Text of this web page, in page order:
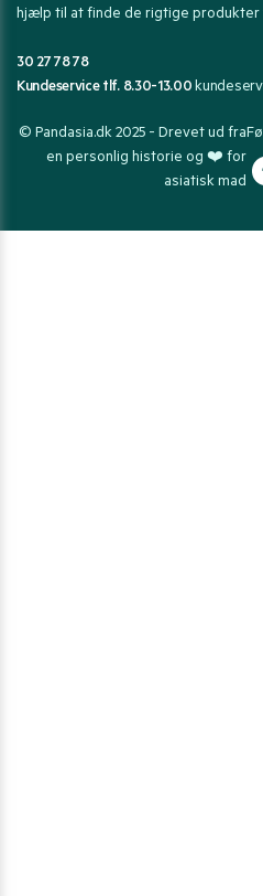
hjælp til at finde de rigtige produkter
30 27 78 78
Kundeservice tlf. 8.30-13.00
© Pandasia.dk 2025 - Drevet ud fra
en personlig historie og ❤️ for
asiatisk mad